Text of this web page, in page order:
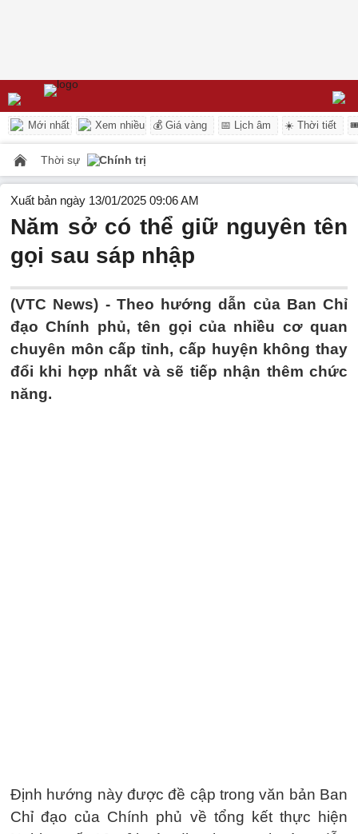
Mới nhất Xem nhiều 💰 Giá vàng 📅 Lịch âm ☀️ Thời tiết
Thời sự Chính trị
Xuất bản ngày 13/01/2025 09:06 AM
Năm sở có thể giữ nguyên tên
gọi sau sáp nhập
(VTC News) - Theo hướng dẫn của Ban Chỉ
đạo Chính phủ, tên gọi của nhiều cơ quan
chuyên môn cấp tỉnh, cấp huyện không thay
đổi khi hợp nhất và sẽ tiếp nhận thêm chức
năng.
Định hướng này được đề cập trong văn bản Ban
Chỉ đạo của Chính phủ về tổng kết thực hiện